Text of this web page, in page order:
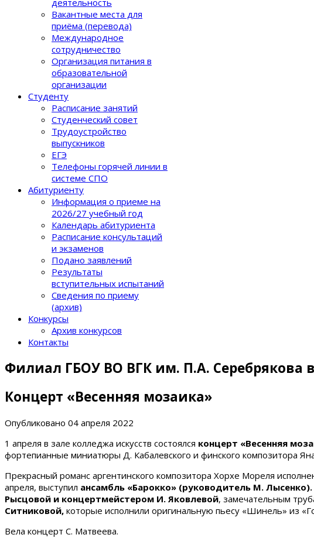
деятельность
Вакантные места для
приёма (перевода)
Международное
сотрудничество
Организация питания в
образовательной
организации
Студенту
Расписание занятий
Студенческий совет
Трудоустройство
выпускников
ЕГЭ
Телефоны горячей линии в
системе СПО
Абитуриенту
Информация о приеме на
2026/27 учебный год
Календарь абитуриента
Расписание консультаций
и экзаменов
Подано заявлений
Результаты
вступительных испытаний
Сведения по приему
(архив)
Конкурсы
Архив конкурсов
Контакты
Филиал ГБОУ ВО ВГК им. П.А. Серебрякова
Концерт «Весенняя мозаика»
Опубликовано 04 апреля 2022
1 апреля в зале колледжа искусств состоялся концерт «Весенняя
фортепианные миниатюры Д. Кабалевского и финского композитора
Прекрасный романс аргентинского композитора Хорхе Мореля
апреля, выступил ансамбль «Барокко» (руководитель М. Лысенко).
Рысцовой и концертмейстером И. Яковлевой, замечательным
Ситниковой, которые исполнили оригинальную пьесу «Шинель» из
Вела концерт С. Матвеева.